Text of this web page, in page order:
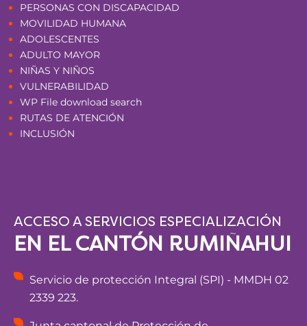
PERSONAS CON DISCAPACIDAD
MOVILIDAD HUMANA
ADOLESCENTES
ADULTO MAYOR
NIÑAS Y NIÑOS
VULNERABILIDAD
WP File download search
RUTAS DE ATENCIÓN
INCLUSIÓN
ACCESO A SERVICIOS ESPECIALIZACIÓN
EN EL CANTÓN RUMIÑAHUI
Servicio de protección Integral (SPI) - MMDH 02
2339 223.